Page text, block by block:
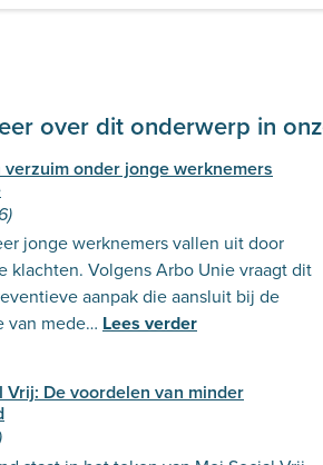
over dit onderwerp in
verzuim onder jonge werknemers
jonge werknemers vallen uit door
klachten. Volgens Arbo Unie vraagt dit
aanpak die aansluit bij de
van mede… Lees verder
Vrij: De voordelen van minder